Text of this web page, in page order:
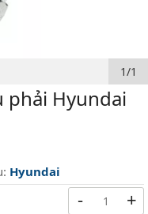
1/1
phải Hyundai
Hyundai
- +